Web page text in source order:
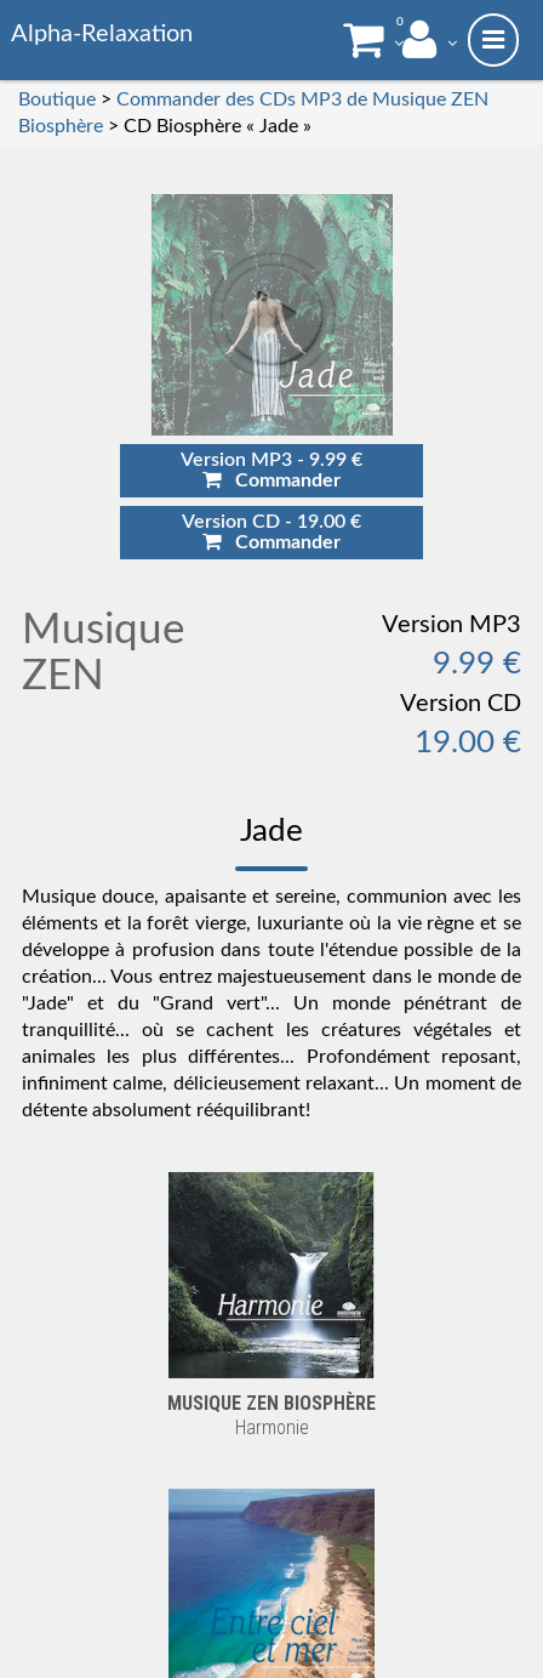
Alpha-Relaxation 0
Boutique > Commander des CDs MP3 de Musique ZEN
Biosphère > CD Biosphère « Jade »
Version MP3 - 9.99 €
Commander
Version CD - 19.00 €
Commander
Musique
ZEN
Version MP3
9.99 €
Version CD
19.00 €
Jade
Musique douce, apaisante et sereine, communion avec les
éléments et la forêt vierge, luxuriante où la vie règne et se
développe à profusion dans toute l'étendue possible de la
création... Vous entrez majestueusement dans le monde de
"Jade" et du "Grand vert"... Un monde pénétrant de
tranquillité... où se cachent les créatures végétales et
animales les plus différentes... Profondément reposant,
infiniment calme, délicieusement relaxant... Un moment de
détente absolument rééquilibrant!
MUSIQUE ZEN BIOSPHÈRE
Harmonie